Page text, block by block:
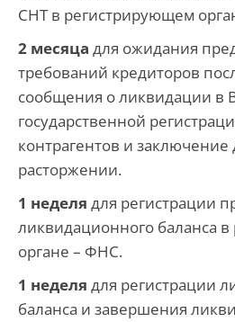
СНТ в регистрирующем
2 месяца для ожидания
требований кредиторов
сообщения о ликвидации в
государственной
контрагентов и заключение
расторжении.
1 неделя для регистрации
ликвидационного баланса
органе – ФНС.
1 неделя для регистрации
баланса и завершения